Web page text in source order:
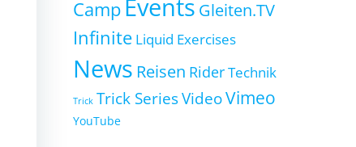
CampEvents Gleiten.TV
Infinite Liquid Exercises
News Reisen RiderTechnik
Trick Trick SeriesVideoVimeo
YouTube